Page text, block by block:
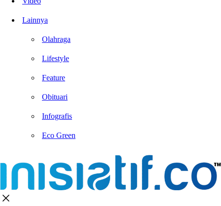
Lainnya
Olahraga
Lifestyle
Feature
Obituari
Infografis
Eco Green